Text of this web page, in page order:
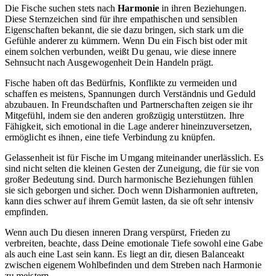
Die Fische suchen stets nachHarmoniein ihren Beziehungen.
Diese Sternzeichen sind für ihre empathischen und sensiblen
Eigenschaften bekannt, die sie dazu bringen, sich stark um die
Gefühle anderer zu kümmern. Wenn Du ein Fisch bist oder mit
einem solchen verbunden, weißt Du genau, wie diese innere
Sehnsucht nach Ausgewogenheit Dein Handeln prägt.
Fische haben oft das Bedürfnis, Konflikte zu vermeiden und
schaffen es meistens, Spannungen durch Verständnis und Geduld
abzubauen. In Freundschaften und Partnerschaften zeigen sie ihr
Mitgefühl, indem sie den anderen großzügig unterstützen. Ihre
Fähigkeit, sich emotional in die Lage anderer hineinzuversetzen,
ermöglicht es ihnen, eine tiefe Verbindung zu knüpfen.
Gelassenheit ist für Fische im Umgang miteinander unerlässlich. Es
sind nicht selten die kleinen Gesten der Zuneigung, die für sie von
großer Bedeutung sind. Durch harmonische Beziehungen fühlen
sie sich geborgen und sicher. Doch wenn Disharmonien auftreten,
kann dies schwer auf ihrem Gemüt lasten, da sie oft sehr intensiv
empfinden.
Wenn auch Du diesen inneren Drang verspürst, Frieden zu
verbreiten, beachte, dass Deine emotionale Tiefe sowohl eine Gabe
als auch eine Last sein kann. Es liegt an dir, diesen Balanceakt
zwischen eigenem Wohlbefinden und dem Streben nach Harmonie